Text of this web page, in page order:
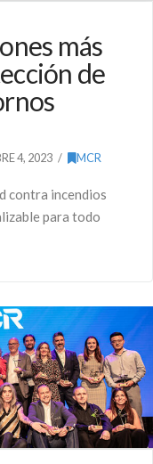
más
de
4, 2023 MCR
contra incendios
para todo